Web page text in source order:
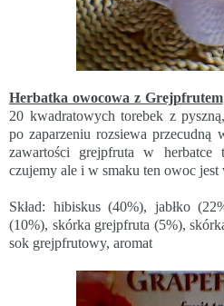
Herbatka owocowa z Grejpfrutem
20 kwadratowych torebek z
po zaparzeniu rozsiewa przecudną
zawartości grejpfruta w
czujemy ale i w smaku ten owoc jest
Skład: hibiskus (40%), jabłko
(10%), skórka grejpfruta (5%),
sok grejpfrutowy, aromat